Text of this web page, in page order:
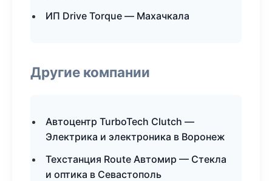
ИП Drive Torque — Махачкала
Другие компании
Автоцентр TurboTech Clutch —
Электрика и электроника в Воронеж
Техстанция Route Автомир — Стекла
и оптика в Севастополь